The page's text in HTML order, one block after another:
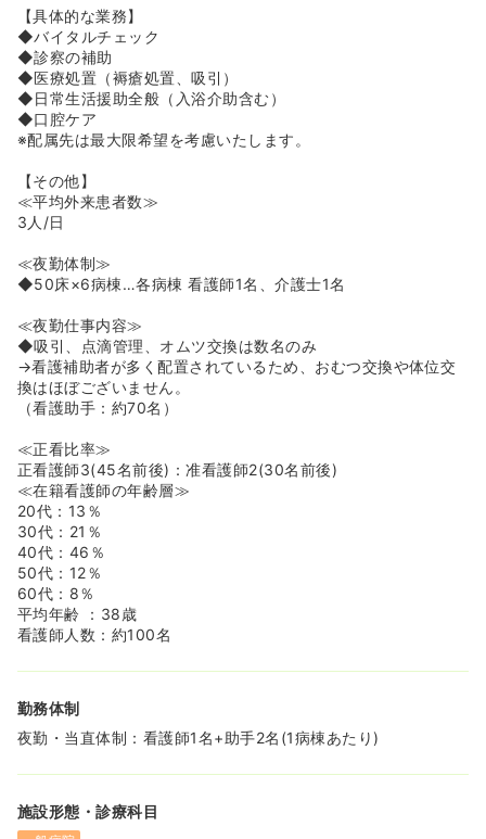
ら率先して一人ひとりの職員が充実して勤務できる環境づ
くりを推進しています。
≪一人ひとりのキャリアを大切にしています≫
◆高台病院では、独自の教育システムを用意しています。
◆レベルⅠ～レベルⅣまで、それぞれの習熟度に応じた役割
を持ち研修に参加することができます。
◆年間40回の院内研修に加え、院外研修も広く受講可能で
す。全て業務時間内に実施することができ、外部研修は法
人にて費用負担があるので、落ち着いた環境で勤務しなが
らもスキルアップを目指すことができます。
す。
◆看護部長は、看護大学での教員経験もお持ちで、「教え
≪高給与の病院です≫
◆このエリアでは周りに類を見ない高給与の病院です。正
看護師10年経験の方ですと、月給30万円、年収概算で500
万円近くでます。日勤常勤の方でも、同じく正看護師10年
経験の方で年収概算430万円近くでます。
◆がっつり稼ぎたい人にも嬉しい手当が充実しています。
夜勤手当は1回あたり¥13,000～¥16,000を支給していま
す。
≪完全療養型病院です≫
◆日勤時も夜勤時も寝たきりの方が多く、非常に落ち着い
て働くことが可能です。
◆夜勤体制は看護師1名ですが、介護士と協力して行いま
すし、業務の量も急性期病院や他の療養病院と比べても非
常に少ない為、すぐに慣れ、不安なく働くことができま
【具体的な業務】
◆バイタルチェック
◆診察の補助
◆医療処置（褥瘡処置、吸引）
◆日常生活援助全般（入浴介助含む）
◆口腔ケア
※配属先は最大限希望を考慮いたします。
【その他】
≪平均外来患者数≫
3人/日
≪夜勤体制≫
◆50床×6病棟…各病棟 看護師1名、介護士1名
≪夜勤仕事内容≫
◆吸引、点滴管理、オムツ交換は数名のみ
→看護補助者が多く配置されているため、おむつ交換や体位交
換はほぼございません。
（看護助手：約70名）
≪正看比率≫
正看護師3(45名前後)：准看護師2(30名前後)
≪在籍看護師の年齢層≫
20代：13％
30代：21％
40代：46％
50代：12％
60代：8％
平均年齢 ：38歳
看護師人数：約100名
勤務体制
夜勤・当直体制：看護師1名+助手2名(1病棟あたり)
施設形態・診療科目